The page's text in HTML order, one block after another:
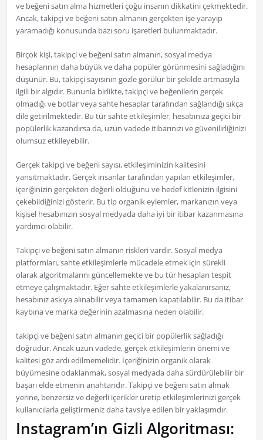
ve beğeni satın alma hizmetleri çoğu insanın dikkatini çekmektedir.
Ancak, takipçi ve beğeni satın almanın gerçekten işe yarayıp
yaramadığı konusunda bazı soru işaretleri bulunmaktadır.
Birçok kişi, takipçi ve beğeni satın almanın, sosyal medya
hesaplarının daha büyük ve daha popüler görünmesini sağladığını
düşünür. Bu, takipçi sayısının gözle görülür bir şekilde artmasıyla
ilgili bir algıdır. Bununla birlikte, takipçi ve beğenilerin gerçek
olmadığı ve botlar veya sahte hesaplar tarafından sağlandığı sıkça
dile getirilmektedir. Bu tür sahte etkileşimler, hesabınıza geçici bir
popülerlik kazandırsa da, uzun vadede itibarınızı ve güvenilirliğinizi
olumsuz etkileyebilir.
Gerçek takipçi ve beğeni sayısı, etkileşiminizin kalitesini
yansıtmaktadır. Gerçek insanlar tarafından yapılan etkileşimler,
içeriğinizin gerçekten değerli olduğunu ve hedef kitlenizin ilgisini
çekebildiğinizi gösterir. Bu tip organik eylemler, markanızın veya
kişisel hesabınızın sosyal medyada daha iyi bir itibar kazanmasına
yardımcı olabilir.
Takipçi ve beğeni satın almanın riskleri vardır. Sosyal medya
platformları, sahte etkileşimlerle mücadele etmek için sürekli
olarak algoritmalarını güncellemekte ve bu tür hesapları tespit
etmeye çalışmaktadır. Eğer sahte etkileşimlerle yakalanırsanız,
hesabınız askıya alınabilir veya tamamen kapatılabilir. Bu da itibar
kaybına ve marka değerinin azalmasına neden olabilir.
takipçi ve beğeni satın almanın geçici bir popülerlik sağladığı
doğrudur. Ancak uzun vadede, gerçek etkileşimlerin önemi ve
kalitesi göz ardı edilmemelidir. İçeriğinizin organik olarak
büyümesine odaklanmak, sosyal medyada daha sürdürülebilir bir
başarı elde etmenin anahtarıdır. Takipçi ve beğeni satın almak
yerine, benzersiz ve değerli içerikler üretip etkileşimlerinizi gerçek
kullanıcılarla geliştirmeniz daha tavsiye edilen bir yaklaşımdır.
Instagram’ın Gizli Algoritması: